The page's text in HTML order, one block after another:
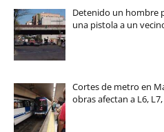
Detenido un hombre
una pistola a un
Cortes de metro en
obras afectan a L6,